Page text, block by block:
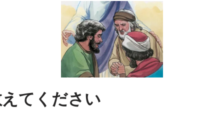
てください